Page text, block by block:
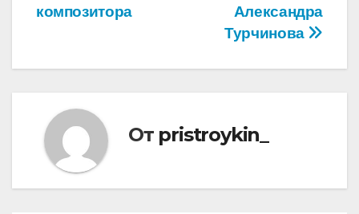
Александра
Турчинова
композитора
От pristroykin_